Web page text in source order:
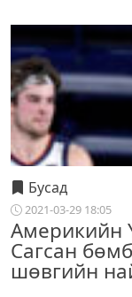
Бусад
2021-03-29 18:05
Америкийн
Сагсан
шөвгийн